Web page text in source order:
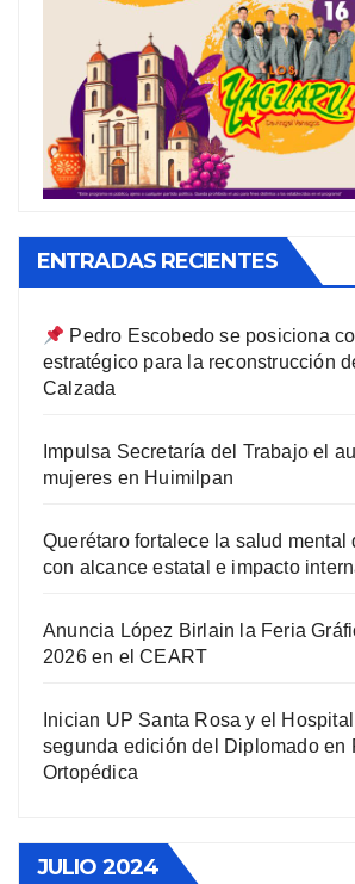
ENTRADAS RECIENTES
Pedro Escobedo se posiciona
estratégico para la reconstrucción
Calzada
Impulsa Secretaría del Trabajo el
mujeres en Huimilpan
Querétaro fortalece la salud mental
con alcance estatal e impacto
Anuncia López Birlain la Feria
2026 en el CEART
Inician UP Santa Rosa y el
segunda edición del Diplomado en
Ortopédica
JULIO 2024